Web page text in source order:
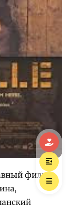
фильм